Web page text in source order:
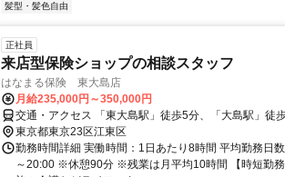
髪型・髪色自由
正社員
来店型保険ショップの相談スタッフ
はなまる保険 東大島店
月給235,000円～350,000円
交通・アクセス 「東大島駅」徒歩5分、「大島駅」徒
東京都東京23区江東区
勤務時間詳細 実働時間：1日あたり8時間 平均勤務日
～20:00 ※休憩90分 ※残業は月平均10時間 【時短勤